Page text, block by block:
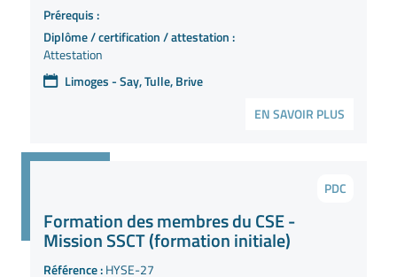
Prérequis :
Diplôme / certification / attestation :
Attestation
Limoges - Say, Tulle, Brive
EN SAVOIR PLUS
PDC
Formation des membres du CSE -
Mission SSCT (formation initiale)
Référence :HYSE-27